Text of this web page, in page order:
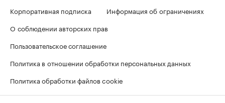
Корпоративная подписка
Информация об ограничениях
О соблюдении авторских прав
Пользовательское соглашение
Политика в отношении обработки персональных данных
Политика обработки файлов cookie